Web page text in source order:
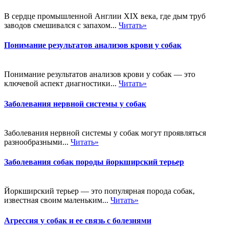
В сердце промышленной Англии XIX века, где дым труб
заводов смешивался с запахом... Читать»
Понимание результатов анализов крови у собак
Понимание результатов анализов крови у собак — это
ключевой аспект диагностики... Читать»
Заболевания нервной системы у собак
Заболевания нервной системы у собак могут проявляться
разнообразными... Читать»
Заболевания собак породы йоркширский терьер
Йоркширский терьер — это популярная порода собак,
известная своим маленьким... Читать»
Агрессия у собак и ее связь с болезнями